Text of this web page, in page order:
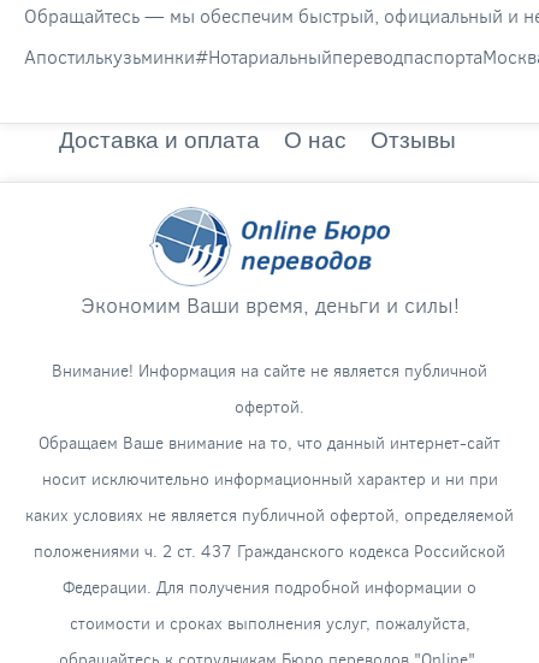
Обращайтесь — мы обеспечим быстрый, официальный и
Доставка и оплата О нас Отзывы
Экономим Ваши время, деньги и силы!
Внимание! Информация на сайте не является публичной
офертой.
Обращаем Ваше внимание на то, что данный интернет-сайт
носит исключительно информационный характер и ни при
каких условиях не является публичной офертой, определяемой
положениями ч. 2 ст. 437 Гражданского кодекса Российской
Федерации. Для получения подробной информации о
стоимости и сроках выполнения услуг, пожалуйста,